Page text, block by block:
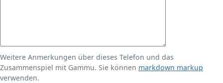
Weitere Anmerkungen über dieses Telefon und das
Zusammenspiel mit Gammu. Sie können markdown markup
verwenden.